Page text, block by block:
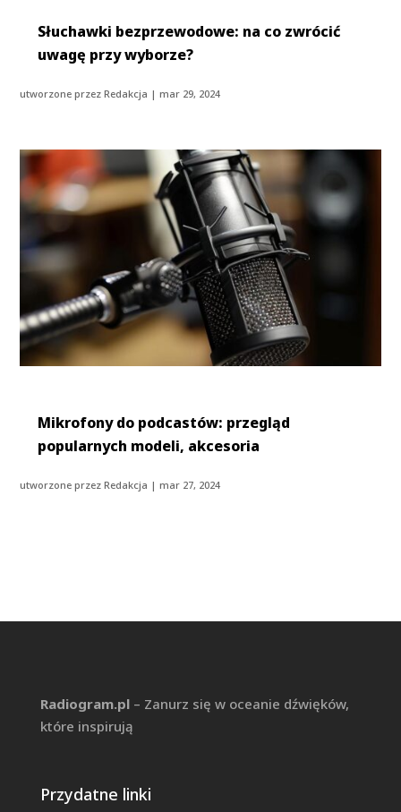
Słuchawki bezprzewodowe: na co zwrócić
uwagę przy wyborze?
utworzone przezRedakcja |mar 29, 2024
Mikrofony do podcastów: przegląd
popularnych modeli, akcesoria
utworzone przezRedakcja |mar 27, 2024
Radiogram.pl– Zanurz się w oceanie dźwięków,
które inspirują
Przydatne linki